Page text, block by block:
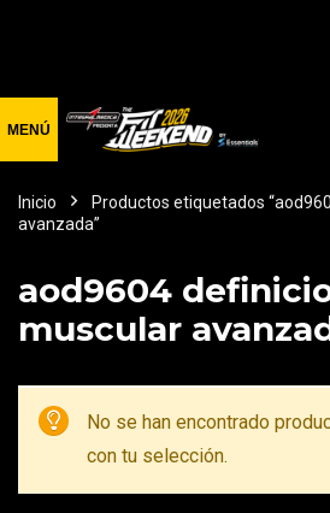
Inicio
Productos etiquetados
avanzada”
aod9604
muscular
No se han encontrado
con tu selección.